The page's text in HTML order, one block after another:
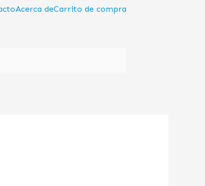
Acerca deCarrito de compra